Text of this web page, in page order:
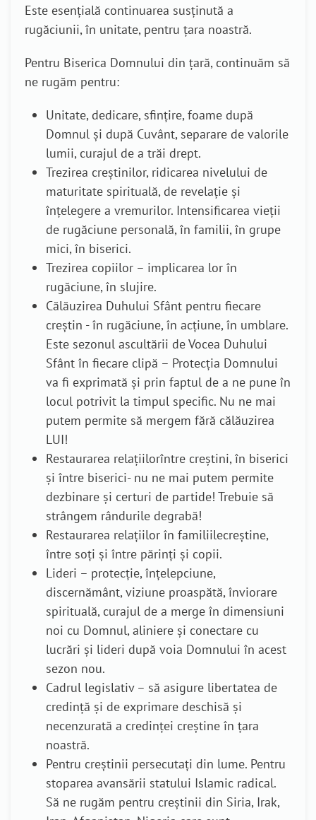
Este esențială continuarea susținută a
rugăciunii, în unitate, pentru țara noastră.
Pentru Biserica Domnului din țară, continuăm să
ne rugăm pentru:
Unitate, dedicare, sfințire, foame după
Domnul și după Cuvânt, separare de valorile
lumii, curajul de a trăi drept.
Trezirea creștinilor, ridicarea nivelului de
maturitate spirituală, de revelație și
înțelegere a vremurilor. Intensificarea vieții
de rugăciune personală, în familii, în grupe
mici, în biserici.
Trezirea copiilor – implicarea lor în
rugăciune, în slujire.
Călăuzirea Duhului Sfânt pentru fiecare
creștin - în rugăciune, în acțiune, în umblare.
Este sezonul ascultării de Vocea Duhului
Sfânt în fiecare clipă – Protecția Domnului
va fi exprimată și prin faptul de a ne pune în
locul potrivit la timpul specific. Nu ne mai
putem permite să mergem fără călăuzirea
LUI!
Restaurarea relațiilorîntre creștini, în biserici
și între biserici- nu ne mai putem permite
dezbinare și certuri de partide! Trebuie să
strângem rândurile degrabă!
Restaurarea relațiilor în familiilecreștine,
între soți și între părinți și copii.
Lideri – protecție, înțelepciune,
discernământ, viziune proaspătă, înviorare
spirituală, curajul de a merge în dimensiuni
noi cu Domnul, aliniere și conectare cu
lucrări și lideri după voia Domnului în acest
sezon nou.
Cadrul legislativ – să asigure libertatea de
credință și de exprimare deschisă și
necenzurată a credinței creștine în țara
noastră.
Pentru creștinii persecutați din lume. Pentru
stoparea avansării statului Islamic radical.
Să ne rugăm pentru creștinii din Siria, Irak,